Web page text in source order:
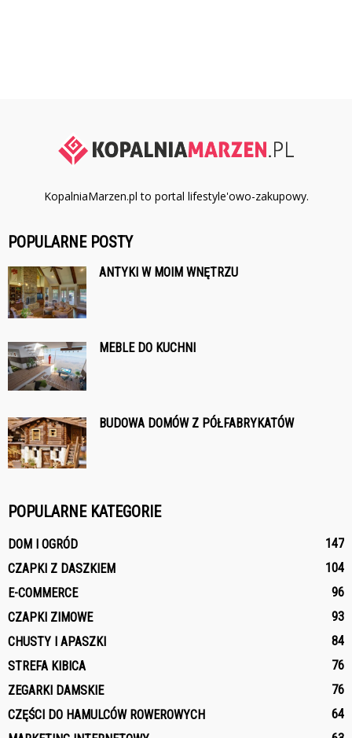
KopalniaMarzen.pl to portal lifestyle'owo-zakupowy.
POPULARNE POSTY
ANTYKI W MOIM WNĘTRZU
MEBLE DO KUCHNI
BUDOWA DOMÓW Z PÓŁFABRYKATÓW
POPULARNE KATEGORIE
DOM I OGRÓD
147
CZAPKI Z DASZKIEM
104
E-COMMERCE
96
CZAPKI ZIMOWE
93
CHUSTY I APASZKI
84
STREFA KIBICA
76
ZEGARKI DAMSKIE
76
CZĘŚCI DO HAMULCÓW ROWEROWYCH
64